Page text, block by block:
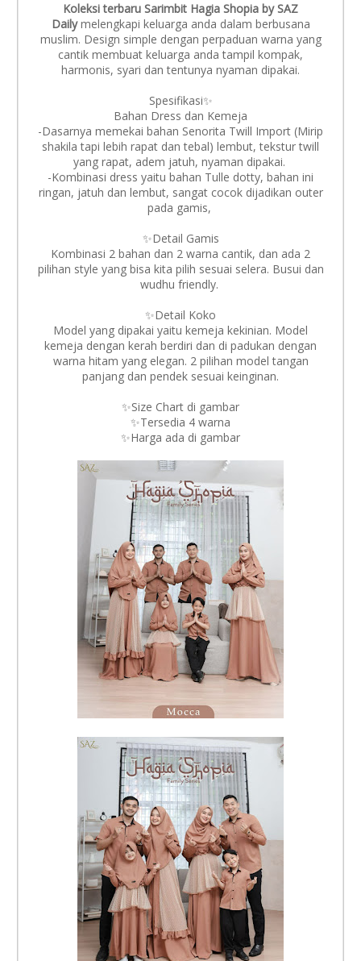
Koleksi terbaru Sarimbit Hagia Shopia by SAZ
Dailymelengkapi keluarga anda dalam berbusana
muslim. Design simple dengan perpaduan warna yang
cantik membuat keluarga anda tampil kompak,
harmonis, syari dan tentunya nyaman dipakai.
Spesifikasi✨
Bahan Dress dan Kemeja
-Dasarnya memekai bahan Senorita Twill Import (Mirip
shakila tapi lebih rapat dan tebal) lembut, tekstur twill
yang rapat, adem jatuh, nyaman dipakai.
-Kombinasi dress yaitu bahan Tulle dotty, bahan ini
ringan, jatuh dan lembut, sangat cocok dijadikan outer
pada gamis,
✨Detail Gamis
Kombinasi 2 bahan dan 2 warna cantik, dan ada 2
pilihan style yang bisa kita pilih sesuai selera. Busui dan
wudhu friendly.
✨Detail Koko
Model yang dipakai yaitu kemeja kekinian. Model
kemeja dengan kerah berdiri dan di padukan dengan
warna hitam yang elegan. 2 pilihan model tangan
panjang dan pendek sesuai keinginan.
✨Size Chart di gambar
✨Tersedia 4 warna
✨Harga ada di gambar